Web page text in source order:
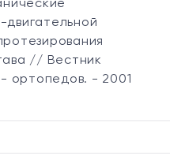
// Вестник
- ортопедов. - 2001